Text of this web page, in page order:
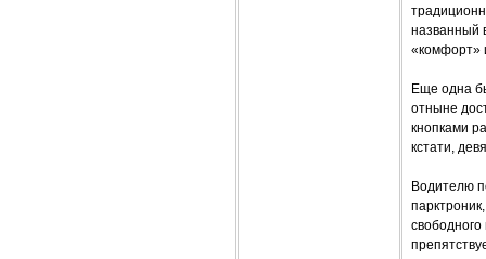
названный
«комфорт»
Еще одна
отныне
кнопками
кстати,
Водителю